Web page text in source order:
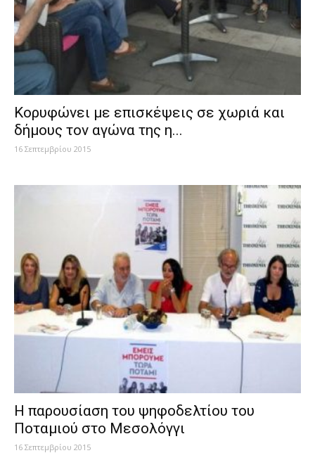
Κορυφώνει με επισκέψεις σε χωριά και
δήμους τον αγώνα της η...
16 Σεπτεμβρίου 2015
Η παρουσίαση του ψηφοδελτίου του
Ποταμιού στο Μεσολόγγι
16 Σεπτεμβρίου 2015